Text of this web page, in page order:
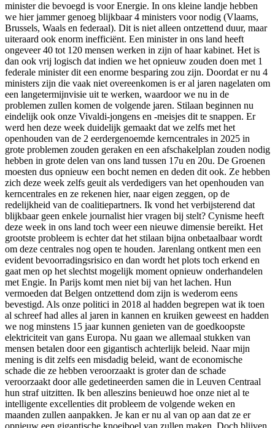
minister die bevoegd is voor Energie. In ons kleine landje hebben
we hier jammer genoeg blijkbaar 4 ministers voor nodig (Vlaams,
Brussels, Waals en federaal). Dit is niet alleen ontzettend duur, maar
uiteraard ook enorm inefficiënt. Een minister in ons land heeft
ongeveer 40 tot 120 mensen werken in zijn of haar kabinet. Het is
dan ook vrij logisch dat indien we het opnieuw zouden doen met 1
federale minister dit een enorme besparing zou zijn. Doordat er nu 4
ministers zijn die vaak niet overeenkomen is er al jaren nagelaten om
een langetermijnvisie uit te werken, waardoor we nu in de
problemen zullen komen de volgende jaren. Stilaan beginnen nu
eindelijk ook onze Vivaldi-jongens en -meisjes dit te snappen. Er
werd hen deze week duidelijk gemaakt dat we zelfs met het
openhouden van de 2 eerdergenoemde kerncentrales in 2025 in
grote problemen zouden geraken en een afschakelplan zouden nodig
hebben in grote delen van ons land tussen 17u en 20u. De Groenen
moesten dus opnieuw een bocht nemen en deden dit ook. Ze hebben
zich deze week zelfs geuit als verdedigers van het openhouden van
kerncentrales en ze rekenen hier, naar eigen zeggen, op de
redelijkheid van de coalitiepartners. Ik vond het verbijsterend dat
blijkbaar geen enkele journalist hier vragen bij stelt? Cynisme heeft
deze week in ons land toch weer een nieuwe dimensie bereikt. Het
grootste probleem is echter dat het stilaan bijna onbetaalbaar wordt
om deze centrales nog open te houden. Jarenlang ontkent men een
evident bevoorradingsrisico en dan wordt het plots toch erkend en
gaat men op het slechtst mogelijk moment opnieuw onderhandelen
met Engie. In Parijs komt men niet bij van het lachen. Hun
vermoeden dat Belgen ontzettend dom zijn is wederom eens
bevestigd. Als onze politici in 2018 al hadden begrepen wat ik toen
al schreef had alles al jaren in kannen en kruiken geweest en hadden
we nog minstens 15 jaar kunnen genieten van de goedkoopste
elektriciteit van gans Europa. Nu gaan we allemaal stukken van
mensen betalen door een gigantisch achterlijk beleid. Naar mijn
mening is dit zelfs een misdadig beleid, want de economische
schade die ze hebben veroorzaakt is groter dan de schade
veroorzaakt door alle gedetineerden samen die in Leuven Centraal
hun straf uitzitten. Ik ben alleszins benieuwd hoe onze niet al te
intelligente excellenties dit probleem de volgende weken en
maanden zullen aanpakken. Je kan er nu al van op aan dat ze er
opnieuw een gigantische knoeiboel van zullen maken. Doch blijven